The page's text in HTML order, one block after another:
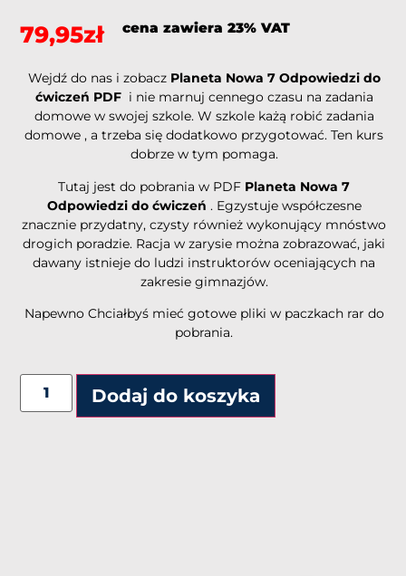
79,95zł cena zawiera 23% VAT
Wejdź do nas i zobacz Planeta Nowa 7 Odpowiedzi do
ćwiczeń PDF i nie marnuj cennego czasu na zadania
domowe w swojej szkole. W szkole każą robić zadania
domowe , a trzeba się dodatkowo przygotować. Ten kurs
dobrze w tym pomaga.
Tutaj jest do pobrania w PDF Planeta Nowa 7
Odpowiedzi do ćwiczeń . Egzystuje współczesne
znacznie przydatny, czysty również wykonujący mnóstwo
drogich poradzie. Racja w zarysie można zobrazować, jaki
dawany istnieje do ludzi instruktorów oceniających na
zakresie gimnazjów.
Napewno Chciałbyś mieć gotowe pliki w paczkach rar do
pobrania.
Dodaj do koszyka